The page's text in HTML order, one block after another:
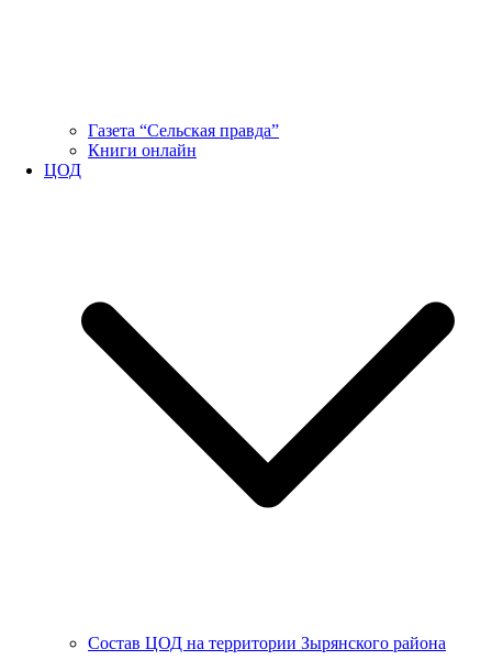
Газета “Сельская правда”
Книги онлайн
ЦОД
Состав ЦОД на территории Зырянского района